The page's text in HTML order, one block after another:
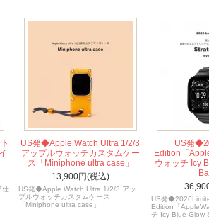
仕
US発◆Apple Watch Ultra 1/2/3
アップルウォッチカスタムケー
ス「Miniphone ultra case」
13,900円(税込)
US発◆Apple Watch Ultra 1/2/3 アッ
プルウォッチカスタムケース
「Miniphone ultra case」
US発
Edition「
ウォッチ Icy
US発
Edition「
チ Icy Blue Glow